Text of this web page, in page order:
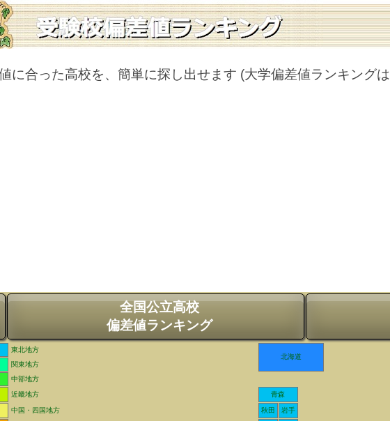
に合った高校を、簡単に探し出せます (大学偏差値ランキングは
全国公立高校
偏差値ランキング
東北地方
北海道
関東地方
中部地方
近畿地方
青森
中国・四国地方 秋田 岩手